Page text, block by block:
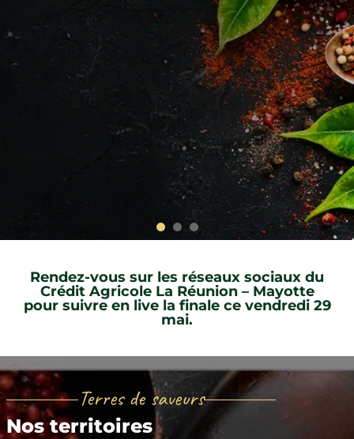
Rendez-vous sur les réseaux sociaux du
Crédit Agricole La Réunion – Mayotte
pour suivre en live la finale ce vendredi 29
mai.
Terres de saveurs
Nos territoires